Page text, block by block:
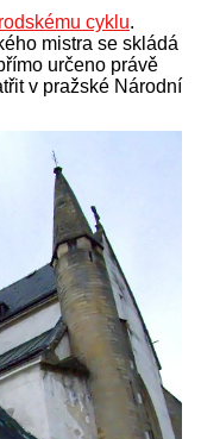
cyklu.
mistra se skládá
určeno právě
v pražské Národní